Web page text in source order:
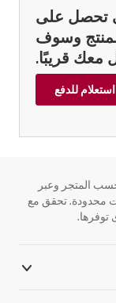
تحصل على
وسوف
معك قريبًا.
استعلام للدفع
المتجر وعبر
محدودة. تحقق مع
توفرها.